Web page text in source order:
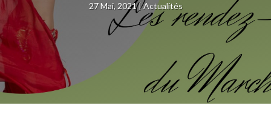
27 Mai, 2021 Actualités